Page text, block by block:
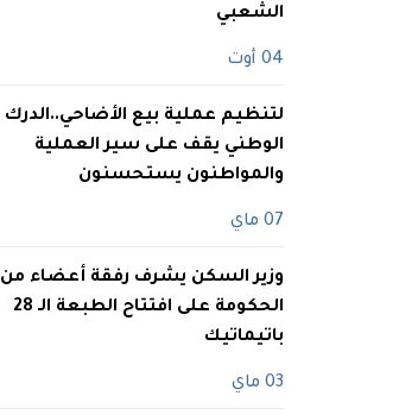
الشعبي
04 أوت
لتنظيم عملية بيع الأضاحي..الدرك
الوطني يقف على سير العملية
والمواطنون يستحسنون
07 ماي
وزير السكن يشرف رفقة أعضاء من
الحكومة على افتتاح الطبعة الـ 28
باتيماتيك
03 ماي